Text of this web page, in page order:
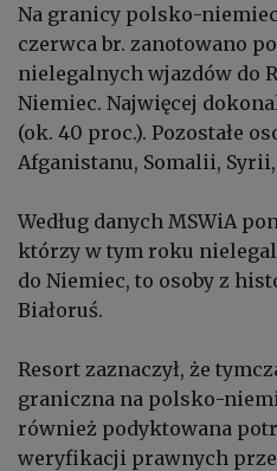
Na granicy polsko-
czerwca br. zanotowano
nielegalnych wjazdów do
Niemiec. Najwięcej
(ok. 40 proc.). Pozostałe
Afganistanu, Somalii,
Według danych MSWiA
którzy w tym roku
do Niemiec, to osoby z
Białoruś.
Resort zaznaczył, że
graniczna na polsko-
również podyktowana
weryfikacji prawnych